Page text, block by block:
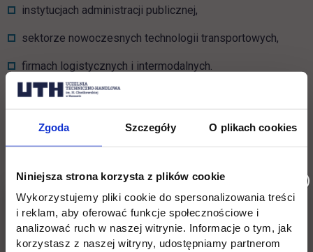
Zgoda Szczegóły O plikach cookies
Niniejsza strona korzysta z plików cookie
Wykorzystujemy pliki cookie do spersonalizowania treści
i reklam, aby oferować funkcje społecznościowe i
analizować ruch w naszej witrynie. Informacje o tym, jak
korzystasz z naszej witryny, udostępniamy partnerom
instytucjach administracji publicznej,
sektorze nowoczesnych technologii transportowych,
firmach logistycznych i intermodalnych.
Absolwenci uczestniczą w projektach infrastrukturalnych,
wdrażaniu systemów kolei dużych prędkości oraz rozwijaniu
nowoczesnych koncepcji mobilności. To zawód przyszłości,
silnie związany z transformacją energetyczną i cyfrową
Wsparcie ze strony uczelni
UTH nie ogranicza się wyłącznie do przekazywania wiedzy,